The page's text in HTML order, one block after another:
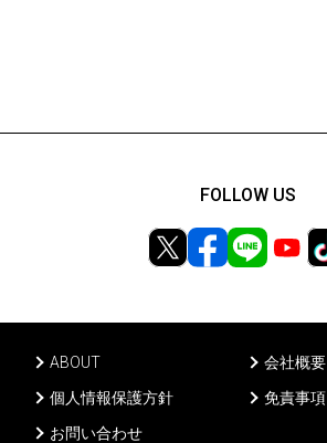
ABOUT
会社概要
個人情報保護方針
免責事項
お問い合わせ
FOLLOW US